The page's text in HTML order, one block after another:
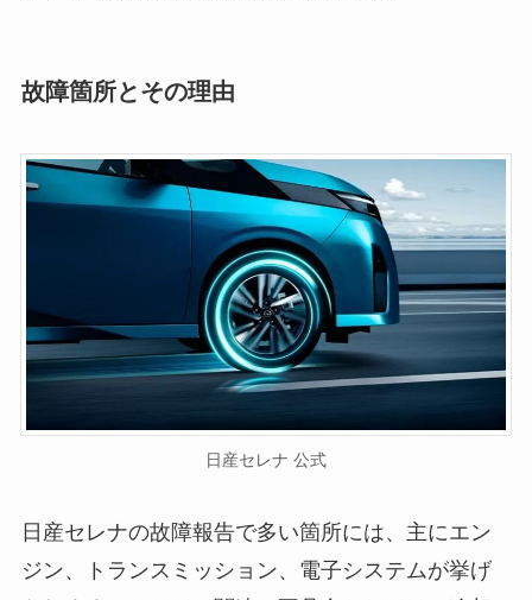
故障箇所とその理由
日産セレナ 公式
日産セレナの故障報告で多い箇所には、主にエン
ジン、トランスミッション、電子システムが挙げ